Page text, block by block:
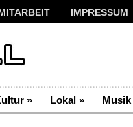
IMPRESSUM
» Lokal » Musik